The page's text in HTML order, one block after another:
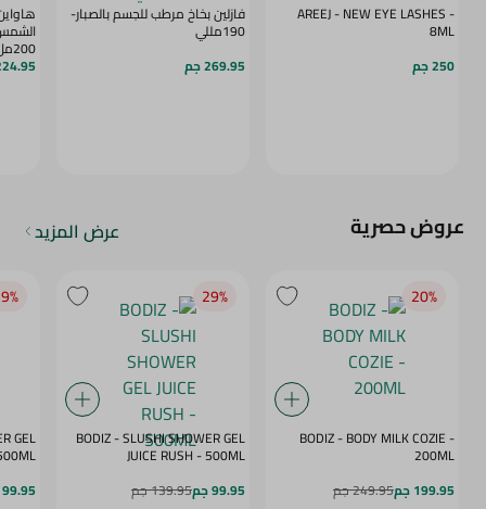
AREEJ - NEW EYE LASHES -
8ML
250 جم
فازلين بخاخ مرطب للجسم بالصبار-
190مللي
269.95 جم
200مل
224.95
عروض حصرية عرض المزيد
20‎%‎
BODIZ - BODY MILK COZIE -
200ML
199.95 جم
249.95 جم
29‎%‎
BODIZ - SLUSHI SHOWER GEL
JUICE RUSH - 500ML
99.95 جم
139.95 جم
GEL
DAZE - 500ML
99.95 جم